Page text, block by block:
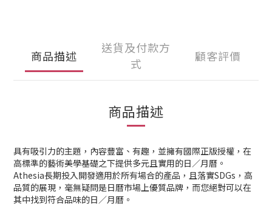
商品描述
送貨及付款方
式
顧客評價
商品描述
具有吸引力的主題，內容豐富、有趣，並擁有國際正版授權，在
高標準的藝術美學基礎之下提供多元且實用的日／月曆。
Athesia長期投入開發適用於所有場合的產品，且落實SDGs，高
品質的展現，毫無疑問是日曆市場上優質品牌，而您絕對可以在
其中找到符合品味的日／月曆。